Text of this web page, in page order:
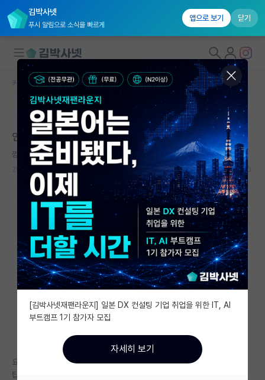
김박사넷
푸시 알림으로 소식을 빠르게
앱으로 보기 닫기
대학원생 모집
국내대학원 정보
연구실&오픈랩
커뮤니티
커뮤니티 홈
전체글보기
베스트 게시판
IF 명예의전당
자유 게시판(아무개랩)
미국 유학 게시판
미국 대학원 합격 후기 게시판
대학원생 모집 게시판
커뮤니티 홈 자유 게시판(아무개랩)
본문이 수정되지 않는 박제글입니다.
인공지능 석사 과정 중 실적 보통 어느정도 내야함?
깜찍한 존 내시
2024.08.15
요즘 너무 인공지능학과가 많아서 감을 못잡겠는데
탑티어 컨퍼런스 낸 경험 있으면 좋은데 취직하나?
[김박사넷재팬라운지] 일본 DX 컨설팅 기업 취업을 위한 IT, AI
부트캠프 1기 참가자 모집
자세히 보기